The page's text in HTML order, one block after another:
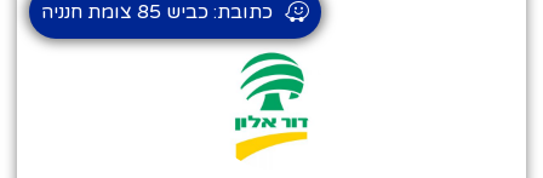
כתובת: כביש 85 צומת חנניה